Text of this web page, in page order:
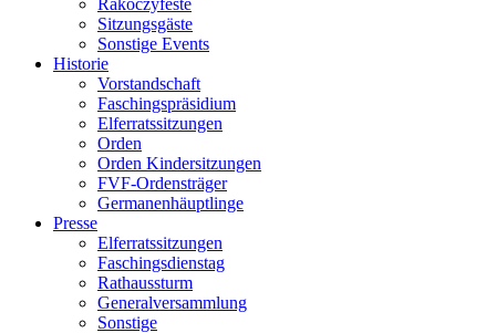
Rakoczyfeste
Sitzungsgäste
Sonstige Events
Historie
Vorstandschaft
Faschingspräsidium
Elferratssitzungen
Orden
Orden Kindersitzungen
FVF-Ordensträger
Germanenhäuptlinge
Presse
Elferratssitzungen
Faschingsdienstag
Rathaussturm
Generalversammlung
Sonstige